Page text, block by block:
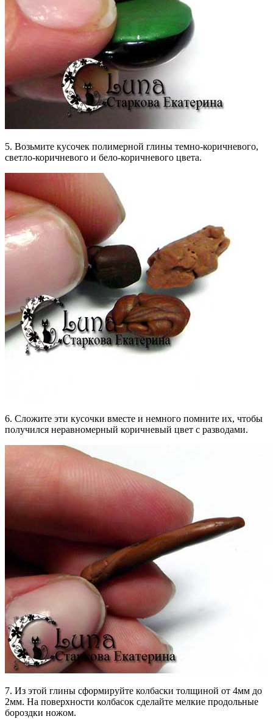
5. Возьмите кусочек полимерной глины темно-коричневого,
светло-коричневого и бело-коричневого цвета.
6. Сложите эти кусочки вместе и немного помните их, чтобы
получился неравномерный коричневый цвет с разводами.
7. Из этой глины сформируйте колбаски толщиной от 4мм до
2мм. На поверхности колбасок сделайте мелкие продольные
бороздки ножом.